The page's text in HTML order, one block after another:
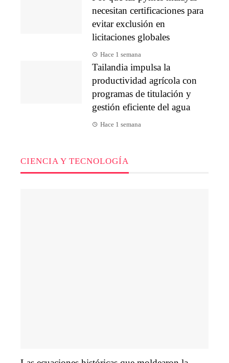
necesitan certificaciones para
evitar exclusión en
licitaciones globales
Hace 1 semana
Tailandia impulsa la
productividad agrícola con
programas de titulación y
gestión eficiente del agua
Hace 1 semana
CIENCIA Y TECNOLOGÍA